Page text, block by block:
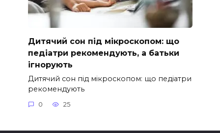
Дитячий сон під мікроскопом: що
педіатри рекомендують, а батьки
ігнорують
Дитячий сон під мікроскопом: що педіатри
рекомендують
0 25